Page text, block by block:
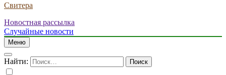
Свитера
Новостная рассылка
Случайные новости
Меню
Найти: